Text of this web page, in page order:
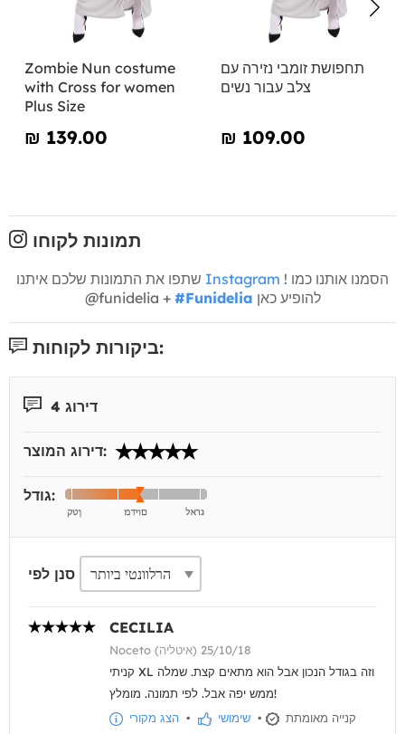
Zombie Nun costume
with Cross for women
Plus Size
₪‎ 139.00
תחפושת זומבי נזירה עם
צלב עבור נשים
₪‎ 109.00
תמונות לקוחו
Instagram ! הסמנו אותנו כמו
@funidelia + #Funidelia להופיע כאן
ביקורות לקוחות:
דירוג 4
דירוג המוצר:
גודל:
סנן לפי
CECILIA
Noceto (איטליה) 25/10/18
קניתי XL וזה בגודל הנכון אבל הוא מתאים קצת. שמלה
ממש יפה אבל. לפי תמונה. מומלץ!
הצג מקורי • שימושי • קנייה מאומתת